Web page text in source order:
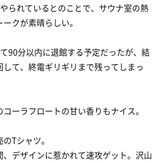
られているとのことで、サウナ室の熱
クが素晴らしい。
90分以内に退館する予定だったが、結
て、終電ギリギリまで残ってしまっ
ーラフロートの甘い香りもナイス。
Tシャツ。
、デザインに惹かれて速攻ゲット。沢山